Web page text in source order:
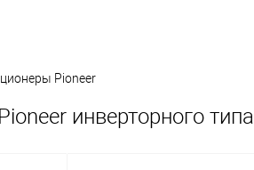
Pioneer
инверторного типа